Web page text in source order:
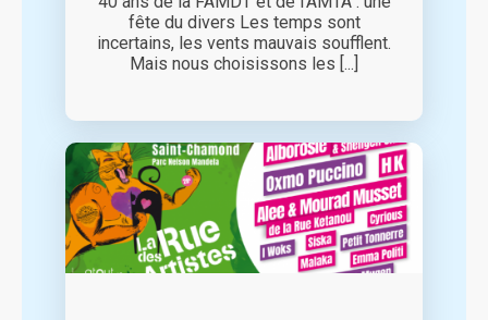
fête du divers Les temps sont
incertains, les vents mauvais soufflent.
Mais nous choisissons les [...]